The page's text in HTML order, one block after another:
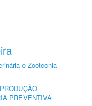
e Zootecnia
PREVENTIVA